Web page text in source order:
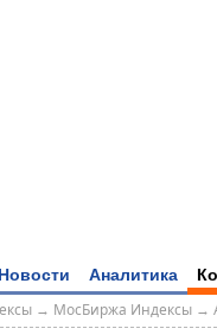
Новости Аналитика
→ МосБиржа Индексы→